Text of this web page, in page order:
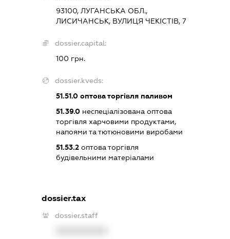
93100, ЛУГАНСЬКА ОБЛ.,
ЛИСИЧАНСЬК, ВУЛИЦЯ ЧЕКІСТІВ, 7
dossier.capital:
100 грн.
dossier.kveds:
51.51.0оптова торгівля паливом
51.39.0неспеціалізована оптова
торгівля харчовими продуктами,
напоями та тютюновими виробами
51.53.2оптова торгівля
будівельними матеріалами
dossier.tax
dossier.staff